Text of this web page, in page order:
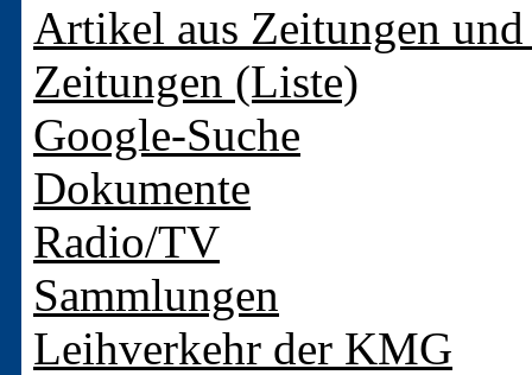
Artikel aus Zeitungen
Zeitungen (Liste)
Google-Suche
Dokumente
Radio/TV
Sammlungen
Leihverkehr der KMG